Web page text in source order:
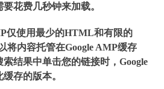
花费几秒钟来加载。
仅使用最少的HTML和有限的
将内容托管在Google AMP缓存
结果中单击您的链接时，Google
存的版本。